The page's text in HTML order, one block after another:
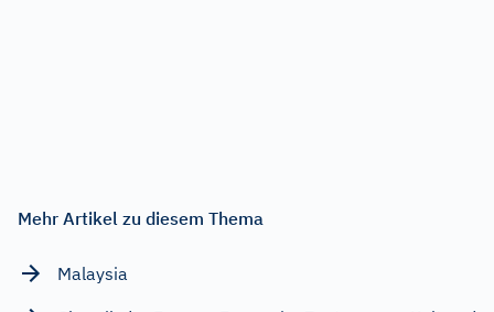
Mehr Artikel zu diesem Thema
Malaysia